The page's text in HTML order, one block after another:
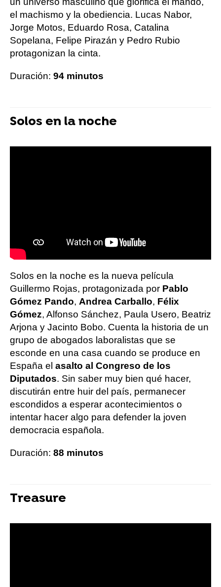
el machismo y la obediencia. Lucas Nabor,
Jorge Motos, Eduardo Rosa, Catalina
Sopelana, Felipe Pirazán y Pedro Rubio
protagonizan la cinta.
Duración: 94 minutos
Solos en la noche
Solos en la noche es la nueva película
Guillermo Rojas, protagonizada por Pablo
Gómez Pando, Andrea Carballo, Félix
Gómez, Alfonso Sánchez, Paula Usero, Beatriz
Arjona y Jacinto Bobo. Cuenta la historia de un
grupo de abogados laboralistas que se
esconde en una casa cuando se produce en
España el asalto al Congreso de los
Diputados. Sin saber muy bien qué hacer,
discutirán entre huir del país, permanecer
escondidos a esperar acontecimientos o
intentar hacer algo para defender la joven
democracia española.
Duración: 88 minutos
Treasure